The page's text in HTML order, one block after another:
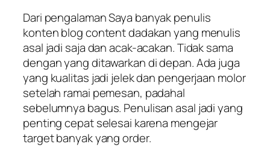
Dari pengalaman Saya banyak penulis
konten blog content dadakan yang menulis
asal jadi saja dan acak-acakan. Tidak sama
dengan yang ditawarkan di depan. Ada juga
yang kualitas jadi jelek dan pengerjaan molor
setelah ramai pemesan, padahal
sebelumnya bagus. Penulisan asal jadi yang
penting cepat selesai karena mengejar
target banyak yang order.